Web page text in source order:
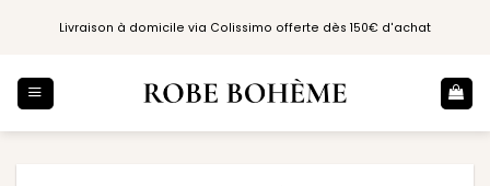
Livraison à domicile via Colissimo offerte dès 150€ d'achat